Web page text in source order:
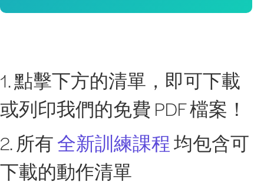
1. 點擊下方的清單，即可下載
或列印我們的免費 PDF 檔案！
2. 所有全新訓練課程均包含可
下載的動作清單